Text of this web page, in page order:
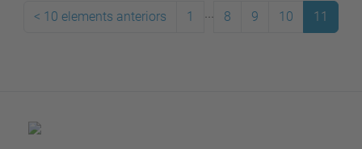
< 10 elements anteriors 1 8 9 10 11